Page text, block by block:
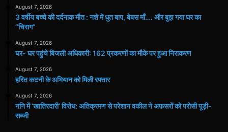
August 7, 2026
3 वर्षीय बच्चे की दर्दनाक मौत : नशे में धुत बाप, बेबस माँ…. और बुझ गया घर का
“चिराग”
August 7, 2026
घर- घर पहुंचे बिजली अधिकारी: 162 प्रकरणों का मौके पर हुआ निराकरण
August 7, 2026
हरित कटनी के अभियान को मिली रफ्तार
August 7, 2026
ननि में ‘खातिरदारी’ विरोध: अतिक्रमण से परेशान वकील ने अफसरों को परोसी पूड़ी-
सब्जी